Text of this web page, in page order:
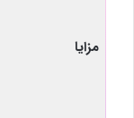
مزایا